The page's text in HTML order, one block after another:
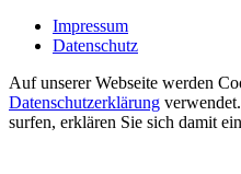
Impressum
Datenschutz
Auf unserer Webseite werden
Datenschutzerklärung
surfen, erklären Sie sich damit